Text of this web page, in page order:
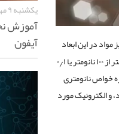
مواد در این ابعاد
است. این فناوری به مطالعه، توسعه، و استفاده از مواد و ساختارهایی با ابعاد نانومتری (کمتر از ۱۰۰ نانومتر یا ۰٫۱
خواص نانومتری
و الکترونیک مورد
یکشنبه ۹ مهر ۰۲
آموزش
آیفون